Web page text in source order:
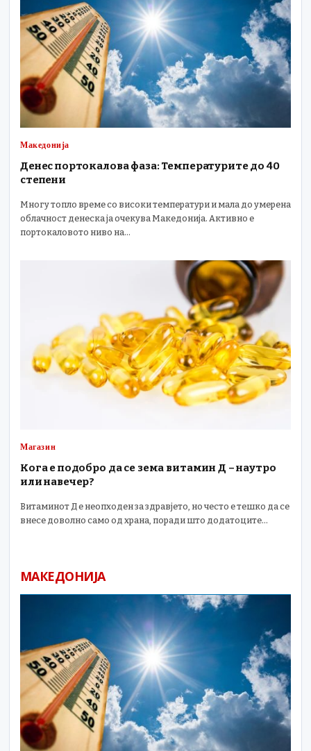
Македонија
Денес портокалова фаза: Температурите до 40
степени
Многу топло време со високи температури и мала до умерена
облачност денеска ја очекува Македонија. Активно е
портокаловото ниво на…
Магазин
Кога е подобро да се зема витамин Д – наутро
или навечер?
Витаминот Д е неопходен за здравјето, но често е тешко да се
внесе доволно само од храна, поради што додатоците…
МАКЕДОНИЈА